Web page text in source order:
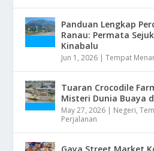
Panduan Lengkap
Ranau: Permata
Kinabalu
Jun 1, 2026 |Tempat
Tuaran Crocodile
Misteri Dunia Buaya
May 27, 2026 | Negeri,
Perjalanan